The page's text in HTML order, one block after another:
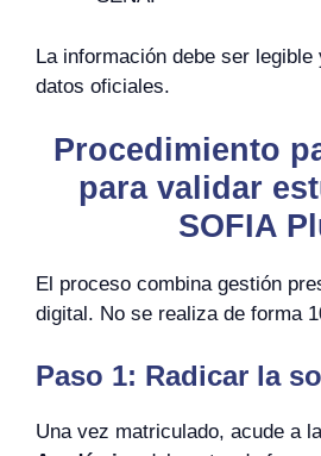
La información debe ser
datos oficiales.
Procedimiento
para validar
SOFIA
El proceso combina gestión
digital. No se realiza de forma
Paso 1: Radicar la
Una vez matriculado, acude a la